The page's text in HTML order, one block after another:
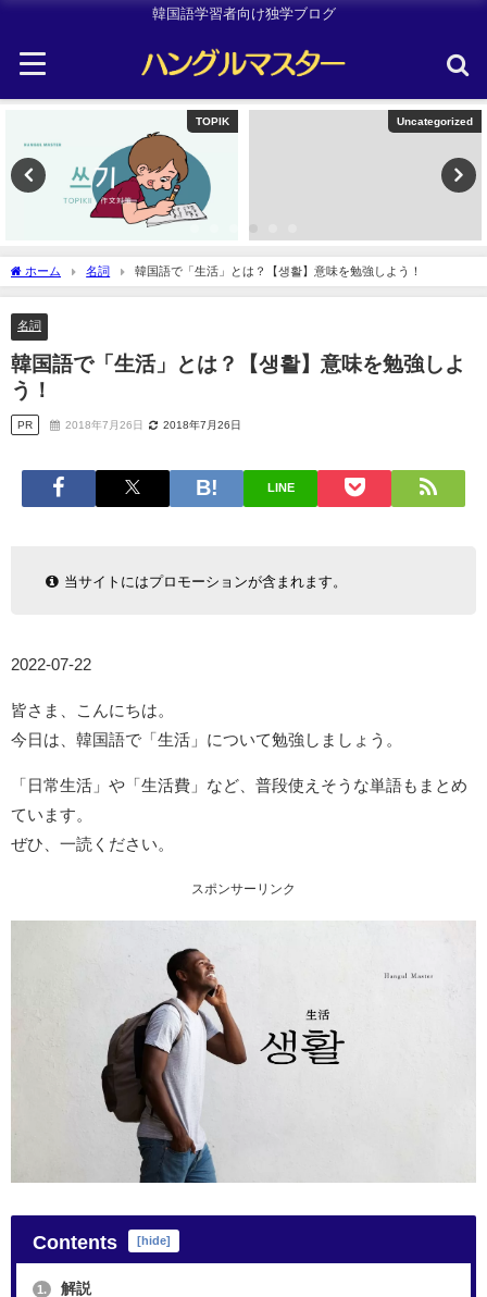
韓国語学習者向け独学ブログ
TOPIK Uncategorized
ホーム 名詞 韓国語で「生活」とは？【생활】意味を勉強しよう！
名詞
韓国語で「生活」とは？【생활】意味を勉強しよ
う！
PR 2018年7月26日 2018年7月26日
LINE
当サイトにはプロモーションが含まれます。
2022-07-22
皆さま、こんにちは。
今日は、韓国語で「生活」について勉強しましょう。
「日常生活」や「生活費」など、普段使えそうな単語もまとめ
ています。
ぜひ、一読ください。
スポンサーリンク
Contents [hide]
1. 解説